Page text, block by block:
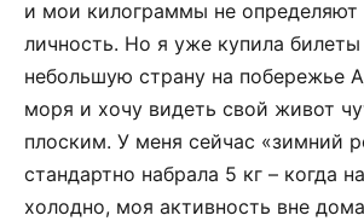
и мои килограммы не определяют
личность. Но я уже купила
небольшую страну на побережье
моря и хочу видеть свой живот
плоским. У меня сейчас «зимний
стандартно набрала 5 кг – когда
холодно, моя активность вне